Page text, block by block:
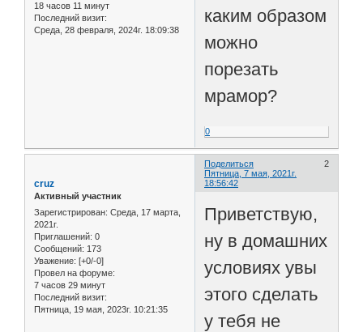
18 часов 11 минут
Последний визит:
Среда, 28 февраля, 2024г. 18:09:38
каким образом
можно
порезать
мрамор?
0
Поделиться
2
Пятница, 7 мая, 2021г.
18:56:42
cruz
Активный участник
Зарегистрирован: Среда, 17 марта,
2021г.
Приглашений: 0
Сообщений: 173
Уважение: [+0/-0]
Провел на форуме:
7 часов 29 минут
Последний визит:
Пятница, 19 мая, 2023г. 10:21:35
Приветствую,
ну в домашних
условиях увы
этого сделать
у тебя не